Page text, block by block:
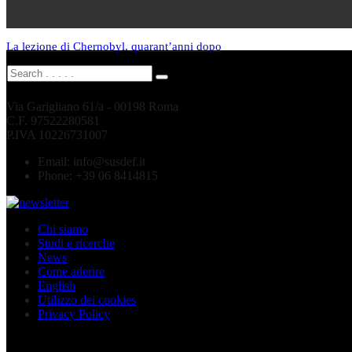
La lezione di Chernobyl, quarant’anni dopo
Via Garigliano 61/a - 00198 Roma
C.F. 97522280581
P.IVA 10226731007
Email: info@susdef.it
Phone: +39 06 8414815
Chi siamo
Studi e ricerche
News
Come aderire
English
Utilizzo dei cookies
Privacy Policy